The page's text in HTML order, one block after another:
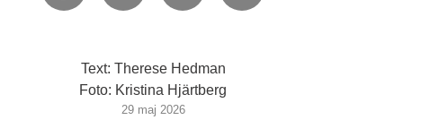
Text: Therese Hedman
Foto: Kristina Hjärtberg
29 maj 2026